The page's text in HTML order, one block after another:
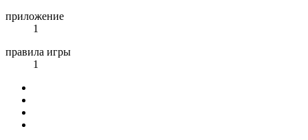
приложение
1
правила игры
1